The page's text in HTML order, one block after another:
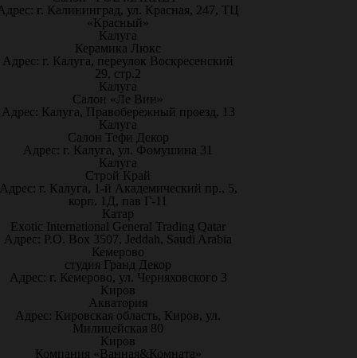
г. Калининград, ул. Красная, 247, ТЦ
«Красный»
Калуга
Керамика Люкс
Адрес: г. Калуга, переулок Воскресенский
29, стр.2
Калуга
Салон «Ле Вин»
Адрес: Калуга, Правобережный проезд, 13
Калуга
Салон Тефи Декор
Адрес: г. Калуга, ул. Фомушина 31
Калуга
Строй Край
г. Калуга, 1-й Академический пр., 5,
корп. 1Д, пав Г-11
Катар
Exotic International General Trading Qatar
Адрес: P.O. Box 3507, Jeddah, Saudi Arabia
Кемерово
студия Гранд Декор
Адрес: г. Кемерово, ул. Черняховского 3
Киров
Акватория
Адрес: Кировская область, Киров, ул.
Милицейская 80
Киров
Компания «Ванная&Комната»